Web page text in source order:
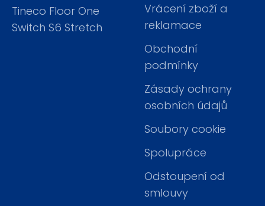
Tineco Floor One
Switch S6 Stretch
Vrácení zboží a
reklamace
Obchodní
podmínky
Zásady ochrany
osobních údajů
Soubory cookie
Spolupráce
Odstoupení od
smlouvy